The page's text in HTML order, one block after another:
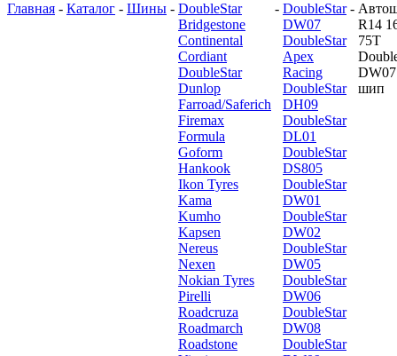
Главная - Каталог - Шины - DoubleStar
Bridgestone
Continental
Cordiant
DoubleStar
Dunlop
Farroad/Saferich
Firemax
Formula
Goform
Hankook
Ikon Tyres
Kama
Kumho
Kapsen
Nereus
Nexen
Nokian Tyres
Pirelli
Roadcruza
Roadmarch
Roadstone
- DoubleStar
DW07
DoubleStar
Apex
Racing
DoubleStar
DH09
DoubleStar
DL01
DoubleStar
DS805
DoubleStar
DW01
DoubleStar
DW02
DoubleStar
DW05
DoubleStar
DW06
DoubleStar
DW08
DoubleStar
-
R14
75T
DW07
шип